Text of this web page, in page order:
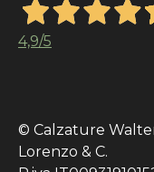
4,9/5
© Calzature Walter
Lorenzo & C.